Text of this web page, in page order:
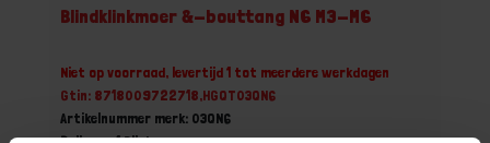
Blindklinkmoer &-bouttang N6 M3-M6
Niet op voorraad, levertijd 1 tot meerdere werkdagen
Gtin: 8718009722718,HGQT03QN6
Artikelnummer merk: 03QN6